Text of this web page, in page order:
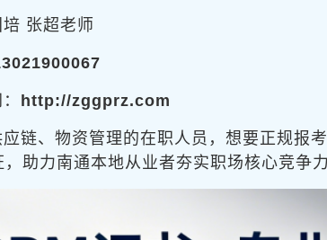
张超老师
http://zggprz.com
链、物资管理的在职人员，想要正规报
助力南通本地从业者夯实职场核心竞争